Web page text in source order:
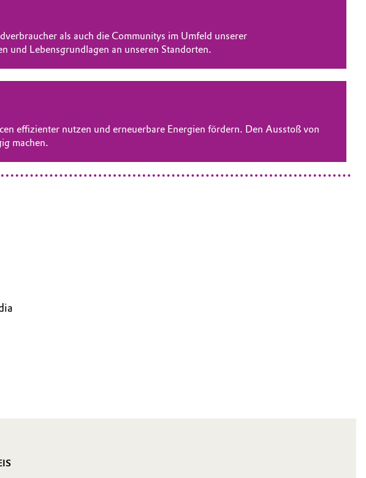
als auch die Communitys im Umfeld unserer
und Lebensgrundlagen an unseren Standorten.
effizienter nutzen und erneuerbare Energien fördern. Den Ausstoß von
machen.